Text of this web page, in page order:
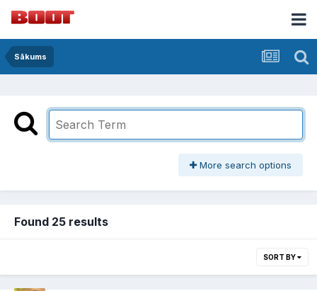
Sākums
More search options
Found 25 results
SORT BY